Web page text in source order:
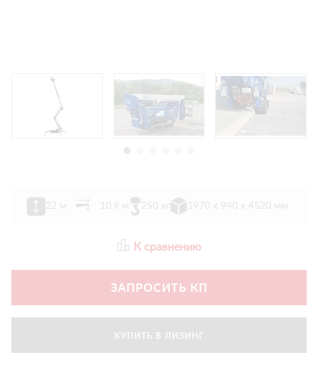
22 м 10.9 м 250 кг 1970 х 940 х 4520 мм
К сравнению
ЗАПРОСИТЬ КП
КУПИТЬ В ЛИЗИНГ